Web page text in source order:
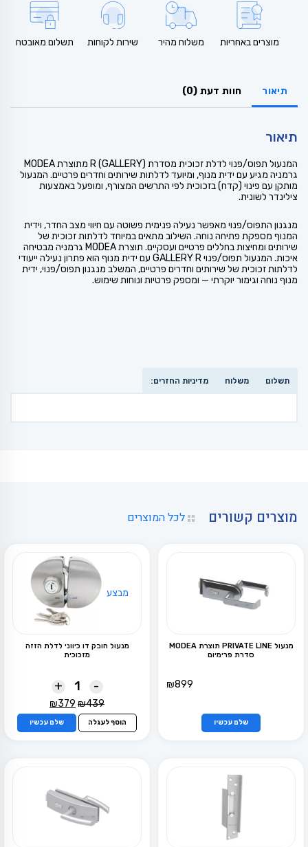
מוצרים באחריות משלוח מהיר שירות לקוחות תשלום מאובטח
תיאור חוות דעת (0)
תיאור
המנעול תפוס/פנוי לדלת זכוכית מסדרת R (GALLERY) מתוצרת MODEA
גרמניה מגיע עם ידית מנוף, ומיועד לדלתות שירותים וחדרים פרטיים. המנעול
מותקן עם פינוי (קדח) בזכוכית לפי התרשים המצורף, ומופעל באמצעות
צילינדר לשונית.
מנגנון התפוס/פנוי מאפשר נעילה פנימית פשוטה עם חיווי מצב החדר, וידית
המנוף מספקת פתיחה נוחה. השילוב מתאים במיוחד לדלתות זכוכית של
שירותים ומחיצות בחללים פרטיים ועסקיים. תוצרת MODEA גרמניה מבטיחה
איכות. המנעול תפוס/פנוי GALLERY R עם ידית מנוף הוא פתרון נעילה ייעודי
לדלתות זכוכית של שירותים וחדרים פרטיים, המשלב מנגנון תפוס/פנוי, ידית
מנוף נוחה וגימור יוקרתי — ומספק פרטיות ונוחות שימוש.
תשלום משלוח מדיניות החזרים:
מוצרים קשורים לכל המוצרים
מנעול PRIVATE LINE תוצרת MODEA
סדרת פרימיום
₪899
שלם עכשיו
זה
יש
לבחור
האפשרויות
המוצר
מבצע
מנעול חובק דו כיווני לדלת הזזה
מזכוכית
-
+
₪439
המחיר
המקורי
היה:
₪439.
₪379
הנוכחי
הוא:
₪379.
הוסף לעגלה שלם עכשיו